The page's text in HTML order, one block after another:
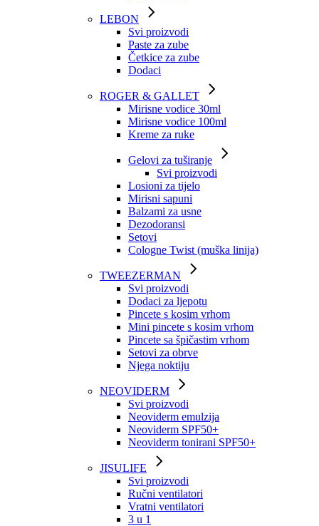
LEBON
Svi proizvodi
Paste za zube
Četkice za zube
Dodaci
ROGER & GALLET
Mirisne vodice 30ml
Mirisne vodice 100ml
Kreme za ruke
Gelovi za tuširanje
Svi proizvodi
Losioni za tijelo
Mirisni sapuni
Balzami za usne
Dezodoransi
Setovi
Cologne Twist (muška linija)
TWEEZERMAN
Svi proizvodi
Dodaci za ljepotu
Pincete s kosim vrhom
Mini pincete s kosim vrhom
Pincete sa špičastim vrhom
Setovi za obrve
Njega noktiju
NEOVIDERM
Svi proizvodi
Neoviderm emulzija
Neoviderm SPF50+
Neoviderm tonirani SPF50+
JISULIFE
Svi proizvodi
Ručni ventilatori
Vratni ventilatori
3 u 1